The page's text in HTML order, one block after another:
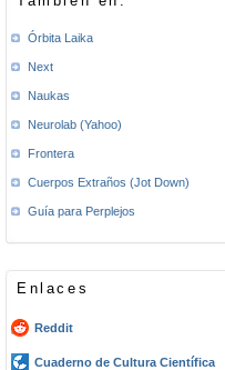
Órbita Laika
Next
Naukas
Neurolab (Yahoo)
Frontera
Cuerpos Extraños (Jot Down)
Guía para Perplejos
Enlaces
Reddit
Cuaderno de Cultura Científica